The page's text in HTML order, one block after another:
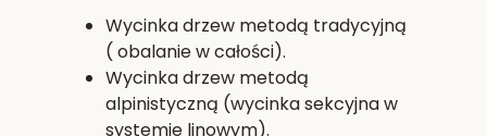
Wycinka drzew metodą tradycyjną
( obalanie w całości).
Wycinka drzew metodą
alpinistyczną (wycinka sekcyjna w
systemie linowym).